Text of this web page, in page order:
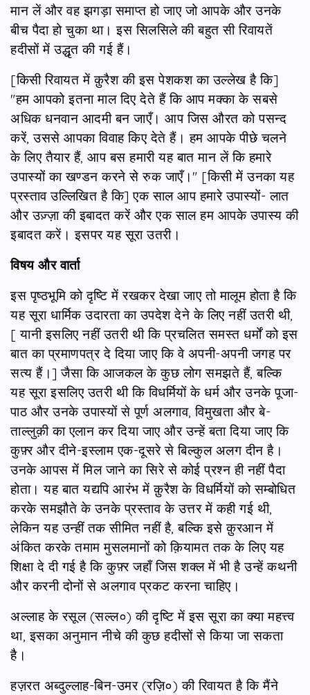
मान लें और वह झगड़ा समाप्त हो जाए जो आपके और उनके
बीच पैदा हो चुका था। इस सिलसिले की बहुत सी रिवायतें
हदीसों में उद्धृत की गई हैं।
[किसी रिवायत में क़ुरैश की इस पेशकश का उल्लेख है कि]
"हम आपको इतना माल दिए देते हैं कि आप मक्का के सबसे
अधिक धनवान आदमी बन जाएँ। आप जिस औरत को पसन्द
करें, उससे आपका विवाह किए देते हैं। हम आपके पीछे चलने
के लिए तैयार हैं, आप बस हमारी यह बात मान लें कि हमारे
उपास्यों का खण्डन करने से रुक जाएँ।" [किसी में उनका यह
प्रस्ताव उल्लिखित है कि] एक साल आप हमारे उपास्यों- लात
और उज़्ज़ा की इबादत करें और एक साल हम आपके उपास्य की
इबादत करें। इसपर यह सूरा उतरी।
विषय और वार्ता
इस पृष्ठभूमि को दृष्टि में रखकर देखा जाए तो मालूम होता है कि
यह सूरा धार्मिक उदारता का उपदेश देने के लिए नहीं उतरी थी,
[ यानी इसलिए नहीं उतरी थी कि प्रचलित समस्त धर्मों को इस
बात का प्रमाणपत्र दे दिया जाए कि वे अपनी-अपनी जगह पर
सत्य हैं।] जैसा कि आजकल के कुछ लोग समझते हैं, बल्कि
यह सूरा इसलिए उतरी थी कि विधर्मियों के धर्म और उनके पूजा-
पाठ और उनके उपास्यों से पूर्ण अलगाव, विमुखता और बे-
ताल्लुक़ी का एलान कर दिया जाए और उन्हें बता दिया जाए कि
कुफ़्र और दीने-इस्लाम एक-दूसरे से बिल्कुल अलग दीन है।
उनके आपस में मिल जाने का सिरे से कोई प्रश्न ही नहीं पैदा
होता। यह बात यद्यपि आरंभ में क़ुरैश के विधर्मियों को सम्बोधित
करके समझौते के उनके प्रस्ताव के उत्तर में कही गई थी,
लेकिन यह उन्हीं तक सीमित नहीं है, बल्कि इसे क़ुरआन में
अंकित करके तमाम मुसलमानों को क़ियामत तक के लिए यह
शिक्षा दे दी गई है कि कुफ़्र जहाँ जिस शक्ल में भी है उन्हें कथनी
और करनी दोनों से अलगाव प्रकट करना चाहिए।
अल्लाह के रसूल (सल्ल०) की दृष्टि में इस सूरा का क्या महत्त्व
था, इसका अनुमान नीचे की कुछ हदीसों से किया जा सकता
है।
हज़रत अब्दुल्लाह-बिन-उमर (रज़ि०) की रिवायत है कि मैंने